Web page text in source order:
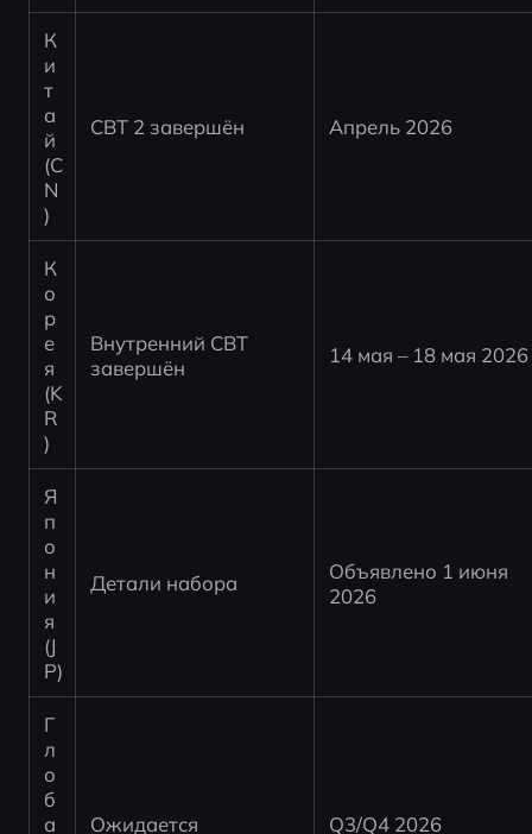
К
и
т
а
й
(C
N
)
CBT 2 завершён Апрель 2026
К
о
р
е
я
(K
R
)
Внутренний CBT
завершён
14 мая – 18 мая 2026
Я
п
о
н
и
я
(J
P)
Детали набора
Объявлено 1 июня
2026
Г
л
о
б
а
Ожидается Q3/Q4 2026